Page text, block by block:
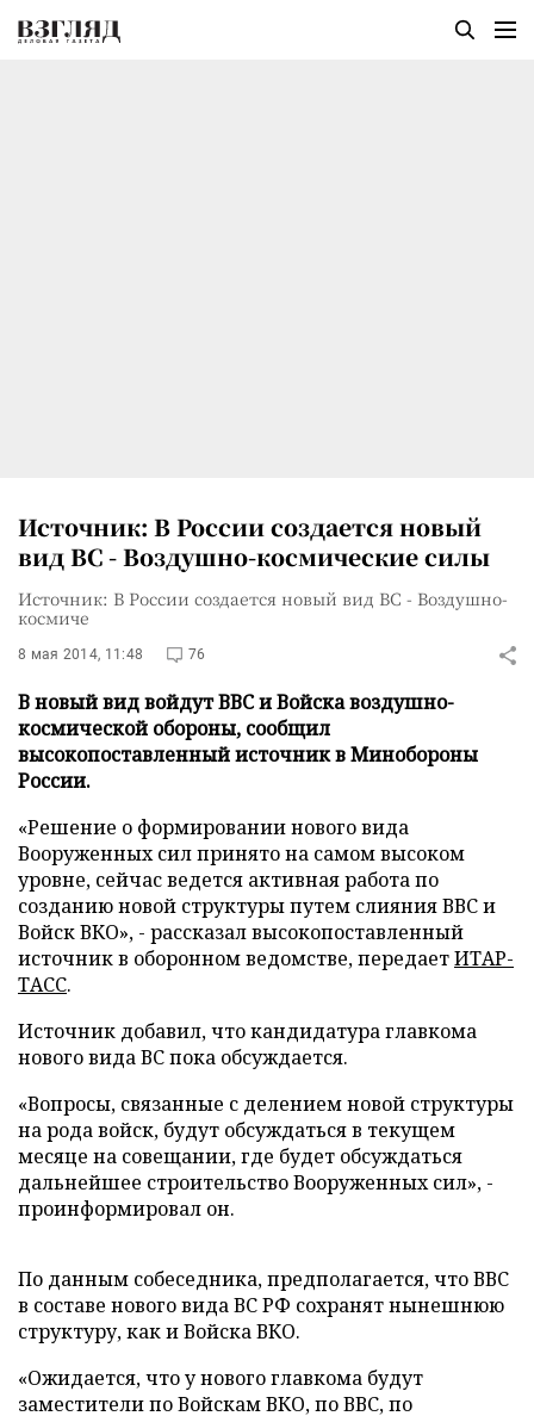
Источник: В России создается новый
вид ВС - Воздушно-космические силы
Источник: В России создается новый вид ВС - Воздушно-
космиче
8 мая 2014, 11:48 76
В новый вид войдут ВВС и Войска воздушно-
космической обороны, сообщил
высокопоставленный источник в Минобороны
России.
«Решение о формировании нового вида
Вооруженных сил принято на самом высоком
уровне, сейчас ведется активная работа по
созданию новой структуры путем слияния ВВС и
Войск ВКО», - рассказал высокопоставленный
источник в оборонном ведомстве, передаетИТАР-
ТАСС.
Источник добавил, что кандидатура главкома
нового вида ВС пока обсуждается.
«Вопросы, связанные с делением новой структуры
на рода войск, будут обсуждаться в текущем
месяце на совещании, где будет обсуждаться
дальнейшее строительство Вооруженных сил», -
проинформировал он.
По данным собеседника, предполагается, что ВВС
в составе нового вида ВС РФ сохранят нынешнюю
структуру, как и Войска ВКО.
«Ожидается, что у нового главкома будут
заместители по Войскам ВКО, по ВВС, по